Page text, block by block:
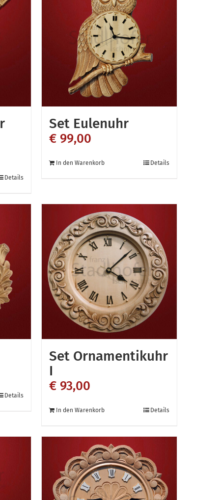
Details
Set Eulenuhr
€99,00
In den Warenkorb Details
Details
Set Ornamentikuhr
I
€93,00
In den Warenkorb Details